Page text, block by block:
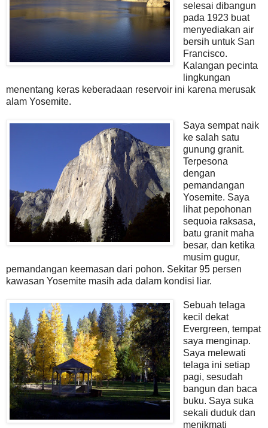
selesai dibangun
pada 1923 buat
menyediakan air
bersih untuk San
Francisco.
Kalangan pecinta
lingkungan
menentang keras keberadaan reservoir ini karena merusak
alam Yosemite.
Saya sempat naik
ke salah satu
gunung granit.
Terpesona
dengan
pemandangan
Yosemite. Saya
lihat pepohonan
sequoia raksasa,
batu granit maha
besar, dan ketika
musim gugur,
pemandangan keemasan dari pohon. Sekitar 95 persen
kawasan Yosemite masih ada dalam kondisi liar.
Sebuah telaga
kecil dekat
Evergreen, tempat
saya menginap.
Saya melewati
telaga ini setiap
pagi, sesudah
bangun dan baca
buku. Saya suka
sekali duduk dan
menikmati